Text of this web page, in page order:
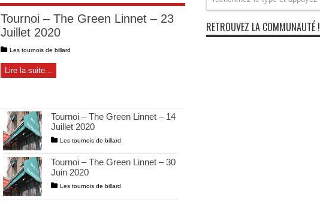
Tournoi – The Green Linnet – 23
Juillet 2020
Les tournois de billard
Lire la suite...
Tournoi – The Green Linnet – 14
Juillet 2020
Les tournois de billard
Tournoi – The Green Linnet – 30
Juin 2020
Les tournois de billard
RETROUVEZ LA COMMUNAUTÉ !